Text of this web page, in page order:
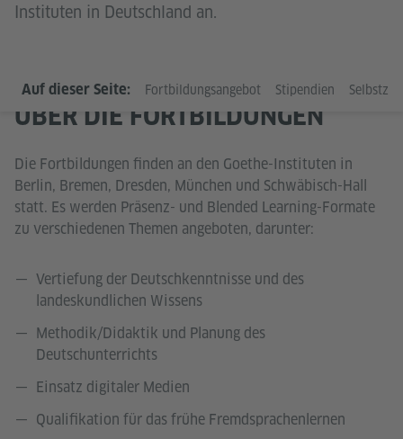
Instituten in Deutschland an.
Auf dieser Seite: Fortbildungsangebot Stipendien
ÜBER DIE FORTBILDUNGEN
Die Fortbildungen finden an den Goethe-Instituten in
Berlin, Bremen, Dresden, München und Schwäbisch-Hall
statt. Es werden Präsenz- und Blended Learning-Formate
zu verschiedenen Themen angeboten, darunter:
Vertiefung der Deutschkenntnisse und des
landeskundlichen Wissens
Methodik/Didaktik und Planung des
Deutschunterrichts
Einsatz digitaler Medien
Qualifikation für das frühe Fremdsprachenlernen